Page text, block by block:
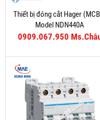
Thiết bị đóng cắt Hager
Model NDN440A
0909.067.950